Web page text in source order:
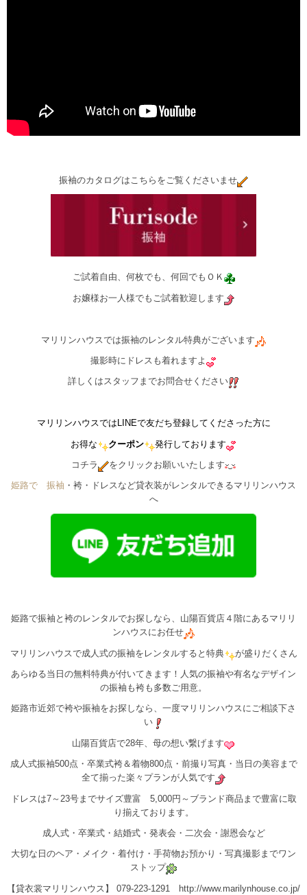
振袖のカタログはこちらをご覧くださいませ
ご試着自由、何枚でも、何回でもＯＫ
お嬢様お一人様でもご試着歓迎します
マリリンハウスでは振袖のレンタル特典がございます
撮影時にドレスも着れますよ
詳しくはスタッフまでお問合せください
マリリンハウスではLINEで友だち登録してくださった方に
お得な クーポン 発行しております
コチラ をクリックお願いいたします
姫路で゙振袖 ・袴・ドレスなど貸衣装がレンタルできるマリリンハウス
へ
姫路で振袖と袴のレンタルでお探しなら、山陽百貨店４階にあるマリリ
ンハウスにお任せ
マリリンハウスで成人式の振袖をレンタルすると特典 が盛りだくさん
あらゆる当日の無料特典が付いてきます！人気の振袖や有名なデザイン
の振袖も袴も多数ご用意。
姫路市近郊で袴や振袖をお探しなら、一度マリリンハウスにご相談下さ
い
山陽百貨店で28年、母の想い繋げます
成人式振袖500点・卒業式袴＆着物800点・前撮り写真・当日の美容まで
全て揃った楽々プランが人気です
ドレスは7～23号までサイズ豊富 5,000円～ブランド商品まで豊富に取
り揃えております。
成人式・卒業式・結婚式・発表会・二次会・謝恩会など
大切な日のヘア・メイク・着付け・手荷物お預かり・写真撮影までワン
ストップ
【貸衣裳マリリンハウス】 079-223-1291 http://www.marilynhouse.co.jp/